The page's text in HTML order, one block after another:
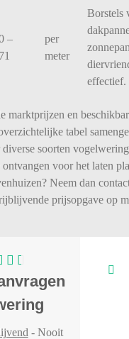
–
per
meter
Borstels
effectief.
marktprijzen en
tabel
soorten
voor het laten
Neem dan
prijsopgave op
- Nooit